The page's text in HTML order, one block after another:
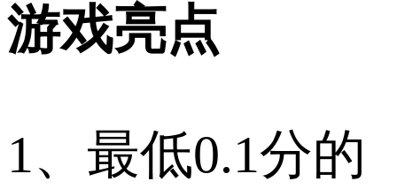
游戏亮点
1、最低0.1分的